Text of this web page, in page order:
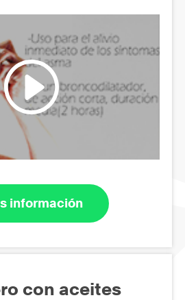
información
con aceites